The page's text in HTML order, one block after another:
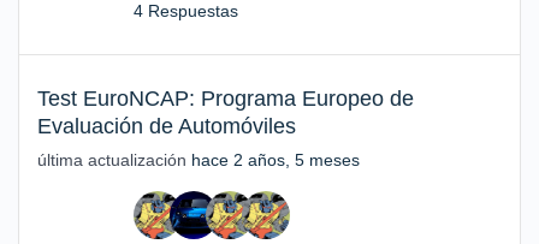
4 Respuestas
Test EuroNCAP: Programa Europeo de
Evaluación de Automóviles
última actualización hace 2 años, 5 meses